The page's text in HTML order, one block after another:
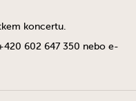
koncertu.
602 647 350 nebo e-